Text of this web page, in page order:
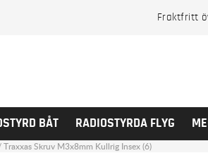
Fraktfritt
BÅT RADIOSTYRDA FLYG
Traxxas Skruv M3x8mm Kullrig Insex (6)